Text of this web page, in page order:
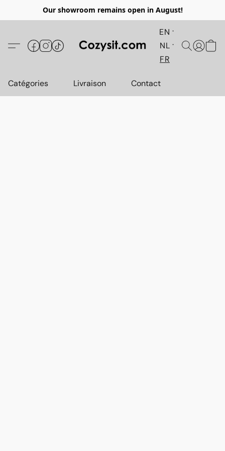
Our showroom remains open in August!
EN
NL
FR
Catégories Livraison Contact